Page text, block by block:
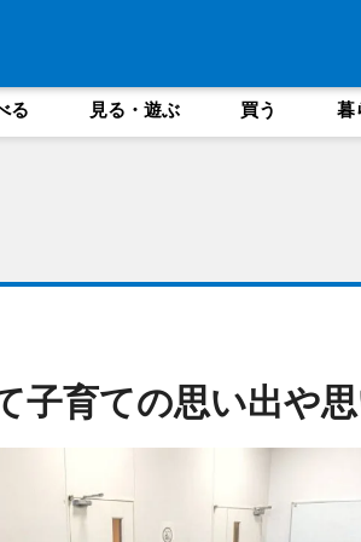
る 見る・遊ぶ 買う 暮
子育ての思い出や